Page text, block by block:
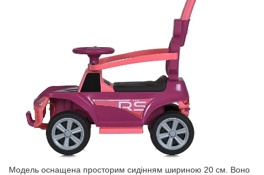
Модель оснащена просторим сидінням шириною 20 см. Воно